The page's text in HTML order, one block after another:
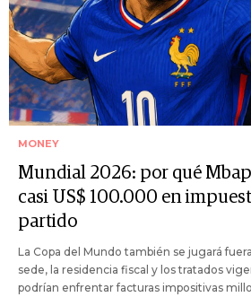
MONEY
Mundial 2026: por qué
casi US$ 100.000 en
partido
La Copa del Mundo también se jugará
sede, la residencia fiscal y los tratados
podrían enfrentar facturas impositivas